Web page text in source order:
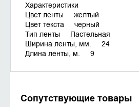
Характеристики
Цвет ленты желтый
Цвет текста черный
Тип ленты Пастельная
Ширина ленты, мм. 24
Длина ленты, м. 9
Сопутствующие товары